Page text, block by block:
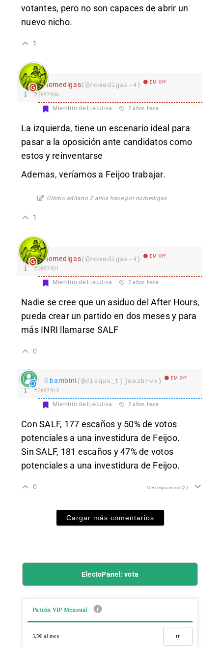
votantes, pero no son capaces de abrir un
nuevo nicho.
1
nomedigas(@nomedigas-4) EM Off
#2897946
Miembro de Ejecutiva 2 años hace
La izquierda, tiene un escenario ideal para
pasar a la oposición ante candidatos como
estos y reinventarse
Ademas, veríamos a Feijoo trabajar.
Último editado 2 años hace por nomedigas
1
nomedigas(@nomedigas-4) EM Off
#2897921
Miembro de Ejecutiva 2 años hace
Nadie se cree que un asiduo del After Hours,
pueda crear un partido en dos meses y para
más INRI llamarse SALF
0
il bambini(@disqus_tjjeezbrvx) EM Off
#2897914
Miembro de Ejecutiva 2 años hace
Con SALF, 177 escaños y 50% de votos
potenciales a una investidura de Feijoo.
Sin SALF, 181 escaños y 47% de votos
potenciales a una investidura de Feijoo.
0 Ver respuestas(2)
Cargar más comentarios
ElectoPanel: vota
Patrón VIP Mensual
3,5€ al mes Ir